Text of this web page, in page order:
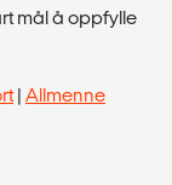
mål å oppfylle
| Allmenne